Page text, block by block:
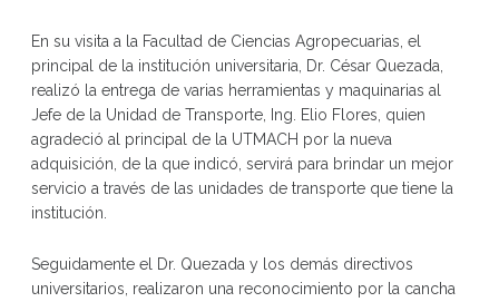
En su visita a la Facultad de Ciencias Agropecuarias, el
principal de la institución universitaria, Dr. César Quezada,
realizó la entrega de varias herramientas y maquinarias al
Jefe de la Unidad de Transporte, Ing. Elio Flores, quien
agradeció al principal de la UTMACH por la nueva
adquisición, de la que indicó, servirá para brindar un mejor
servicio a través de las unidades de transporte que tiene la
institución.
Seguidamente el Dr. Quezada y los demás directivos
universitarios, realizaron una reconocimiento por la cancha